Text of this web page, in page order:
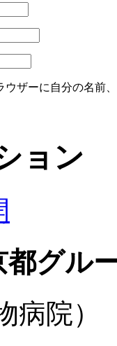
ザーに自分の名前
ョン
都グル
病院）